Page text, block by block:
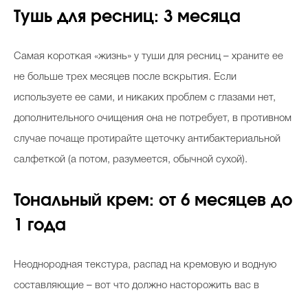
Тушь для ресниц: 3 месяца
Самая короткая «жизнь» у туши для ресниц – храните ее
не больше трех месяцев после вскрытия. Если
используете ее сами, и никаких проблем с глазами нет,
дополнительного очищения она не потребует, в противном
случае почаще протирайте щеточку антибактериальной
салфеткой (а потом, разумеется, обычной сухой).
Тональный крем: от 6 месяцев до
1 года
Неоднородная текстура, распад на кремовую и водную
составляющие – вот что должно насторожить вас в